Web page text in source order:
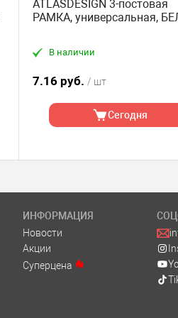
ATLASDESIGN 3-постовая
РАМКА, универсальная,
В наличии
7.16 руб. / шт
Сегодня
ИНФОРМАЦИЯ
Новости
Акции
Суперцена